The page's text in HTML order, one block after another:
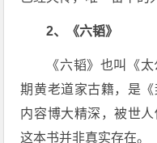
2、《六韬》
《六韬》也叫《
期黄老道家古籍，是
内容博大精深，被世
这本书并非真实存在。